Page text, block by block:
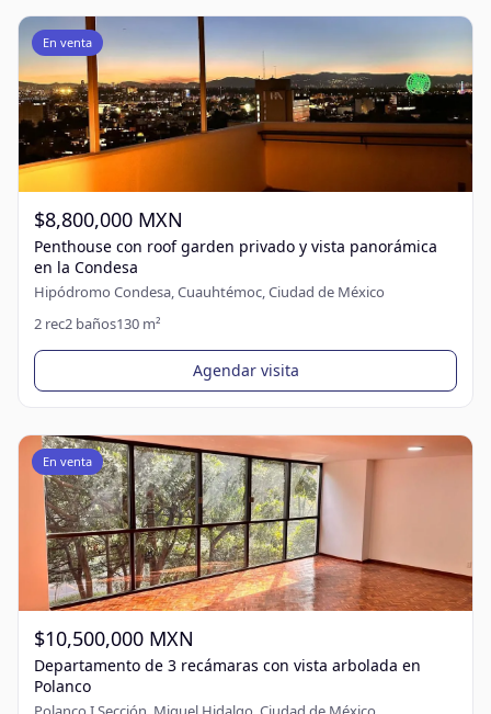
En venta
$8,800,000 MXN
Penthouse con roof garden privado y vista panorámica
en la Condesa
Hipódromo Condesa, Cuauhtémoc, Ciudad de México
2 rec2 baños130 m²
Agendar visita
En venta
$10,500,000 MXN
Departamento de 3 recámaras con vista arbolada en
Polanco